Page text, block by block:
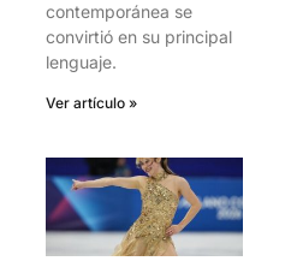
contemporánea se
convirtió en su principal
lenguaje.
Ver artículo »